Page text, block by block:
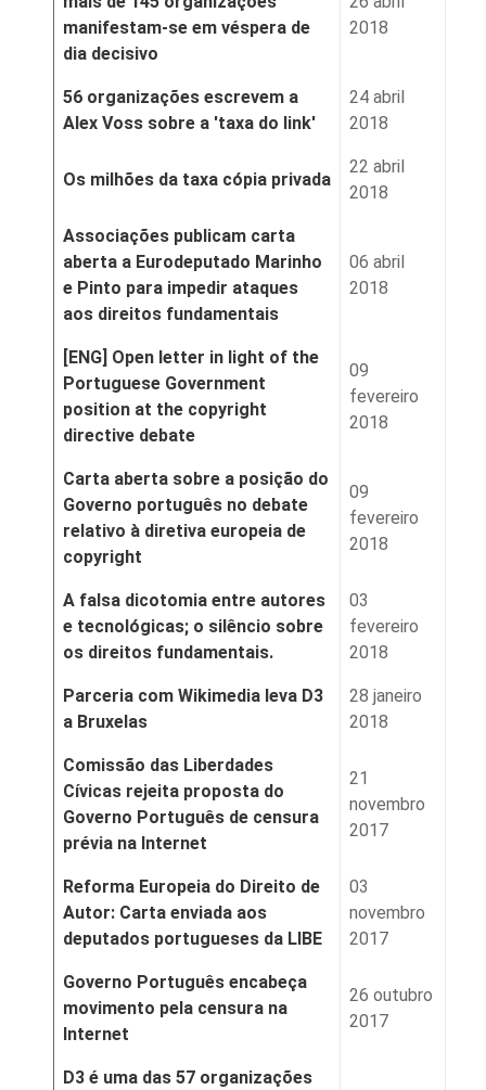
manifestam-se em véspera de
dia decisivo
2018
56 organizações escrevem a
Alex Voss sobre a 'taxa do link'
24 abril
2018
Os milhões da taxa cópia privada
22 abril
2018
Associações publicam carta
aberta a Eurodeputado Marinho
e Pinto para impedir ataques
aos direitos fundamentais
06 abril
2018
[ENG] Open letter in light of the
Portuguese Government
position at the copyright
directive debate
09
fevereiro
2018
Carta aberta sobre a posição do
Governo português no debate
relativo à diretiva europeia de
copyright
09
fevereiro
2018
A falsa dicotomia entre autores
e tecnológicas; o silêncio sobre
os direitos fundamentais.
03
fevereiro
2018
Parceria com Wikimedia leva D3
a Bruxelas
28 janeiro
2018
Comissão das Liberdades
Cívicas rejeita proposta do
Governo Português de censura
prévia na Internet
21
novembro
2017
Reforma Europeia do Direito de
Autor: Carta enviada aos
deputados portugueses da LIBE
03
novembro
2017
Governo Português encabeça
movimento pela censura na
Internet
26 outubro
2017
D3 é uma das 57 organizações